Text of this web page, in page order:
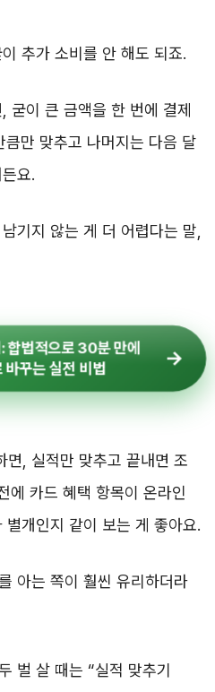
추가 소비를 안 해도 되죠.
굳이 큰 금액을 한 번에 결제
만 맞추고 나머지는 다음 달
요.
기지 않는 게 더 어렵다는 말,
합법적으로 30분 만에
바꾸는 실전 비법
면, 실적만 맞추고 끝내면 조
에 카드 혜택 항목이 온라인
개인지 같이 보는 게 좋아요.
아는 쪽이 훨씬 유리하더라
벌 살 때는 “실적 맞추기